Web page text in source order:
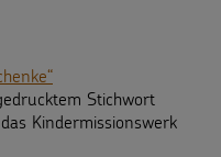
Stichwort
Kindermissionswerk